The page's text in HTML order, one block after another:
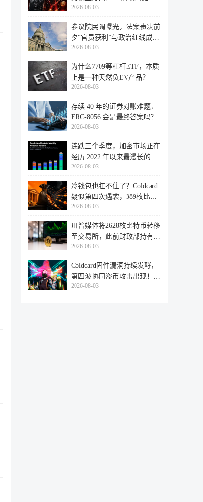
迁移潮
2026-08-03
参议院民调曝光，法案表决前
夕“官员获利”与政治红线成最
大
2026-08-03
为什么7709等杠杆ETF，本质
上是一种天然负EV产品？
2026-08-03
存续 40 年的证券对账难题，
ERC-8056 会是最终答案吗？
2026-08-03
连跌三个季度，加密市场正在
经历 2022 年以来最漫长的退
潮
2026-08-03
冷钱包也扛不住了？Coldcard
疑似第四次遇袭，389枚比特
币失
2026-08-03
川普媒体将2628枚比特币转移
至交易所，此前财政部持有的
比特
2026-08-03
Coldcard固件漏洞持续发酵，
第四波协同盗币攻击出现！
462个
2026-08-03